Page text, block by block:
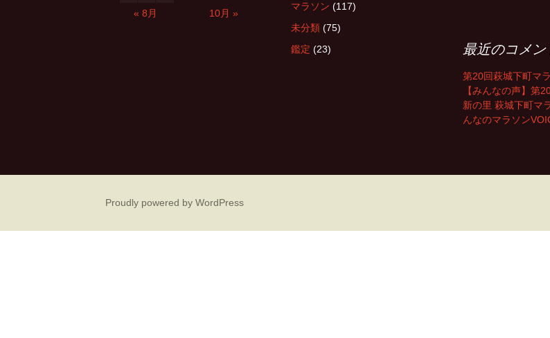
ン
« 8月
10月 »
マラソン (117)
未分類 (75)
鑑定 (23) 最近のコメン
第20回萩城下町マ
【みんなの声】第
新の里 萩城下町マ
んなのマラソン
Proudly powered by WordPress